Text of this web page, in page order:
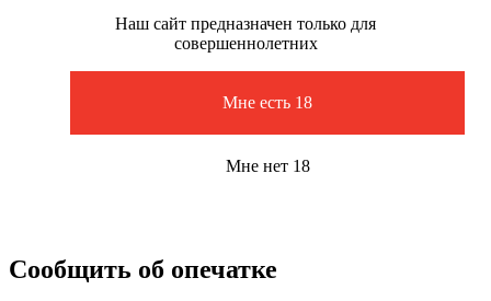
Наш сайт предназначен только для
совершеннолетних
Мне есть 18
Мне нет 18
Сообщить об опечатке